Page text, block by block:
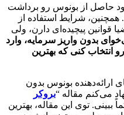
حاصل از بونوس رو برداشت
همچنین، شرایط استفاده از
قوانین پیچیده‌ای دارن، ولی
بدون واریز سرمایه، وارد
انتخاب کنی که بهترین
ارائه‌دهنده بونوس بدون
می‌کنم مقاله “بروکر
ببینی. توی این مقاله، بهترین